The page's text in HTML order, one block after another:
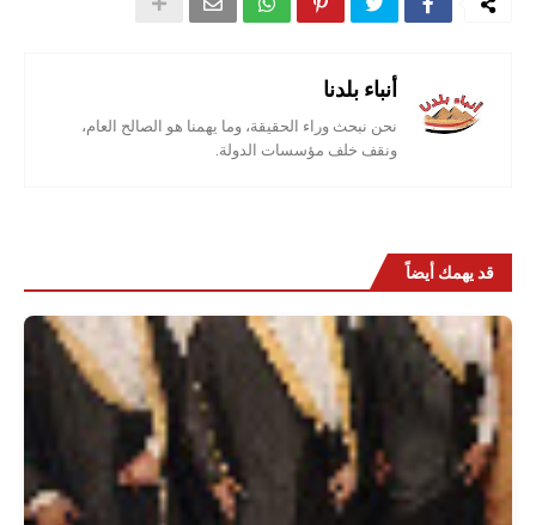
أنباء بلدنا
نحن نبحث وراء الحقيقة، وما يهمنا هو الصالح العام،
ونقف خلف مؤسسات الدولة.
قد يهمك أيضاً